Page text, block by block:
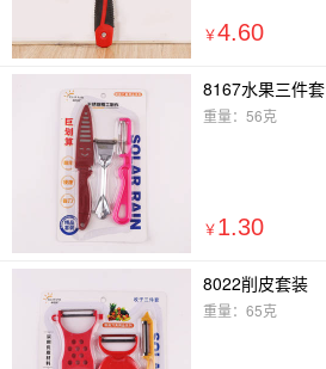
￥4.60
8167水果三件套
重量：56克
￥ 1.30
8022削皮套装
重量：65克